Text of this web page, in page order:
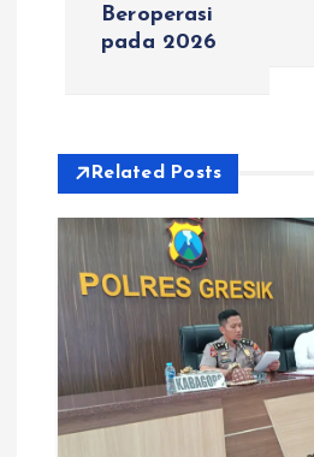
p
Beroperasi
pada 2026
Related Posts